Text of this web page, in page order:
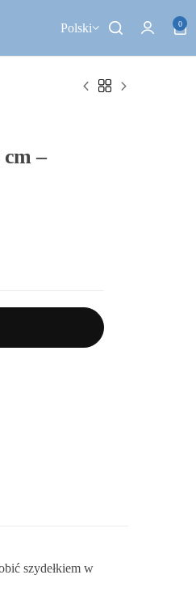
Polski 0
cm –
szydełkiem w